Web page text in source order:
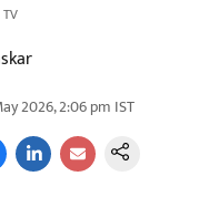
2026, 2:06 pm IST